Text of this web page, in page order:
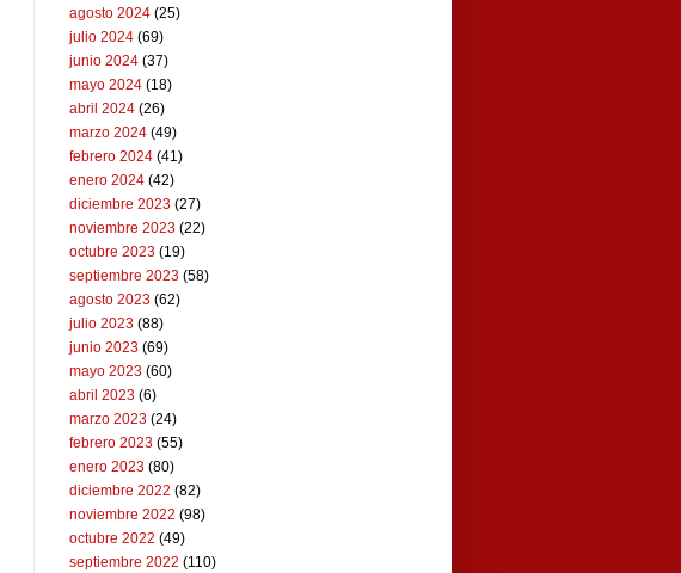
agosto 2024 (25)
julio 2024 (69)
junio 2024 (37)
mayo 2024 (18)
abril 2024 (26)
marzo 2024 (49)
febrero 2024 (41)
enero 2024 (42)
diciembre 2023 (27)
noviembre 2023 (22)
octubre 2023 (19)
septiembre 2023 (58)
agosto 2023 (62)
julio 2023 (88)
junio 2023 (69)
mayo 2023 (60)
abril 2023 (6)
marzo 2023 (24)
febrero 2023 (55)
enero 2023 (80)
diciembre 2022 (82)
noviembre 2022 (98)
octubre 2022 (49)
septiembre 2022 (110)